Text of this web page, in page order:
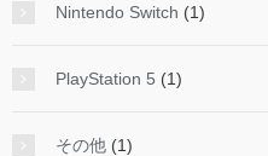
Nintendo Switch (1)
PlayStation 5 (1)
その他 (1)